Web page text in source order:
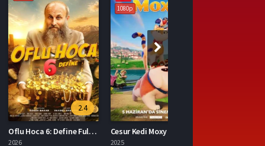
2.4
Oflu Hoca 6: Define Full İzle
1080p
7.0
Cesur Kedi Moxy Full HD İzle